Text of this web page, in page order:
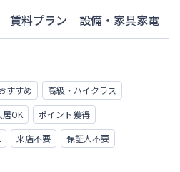
賃料プラン 設備・家具家電
すすめ
高級・ハイクラス
居OK
ポイント獲得
来店不要 保証人不要